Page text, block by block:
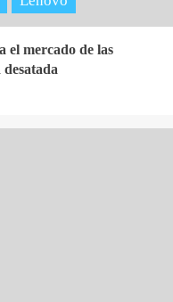
el mercado de las